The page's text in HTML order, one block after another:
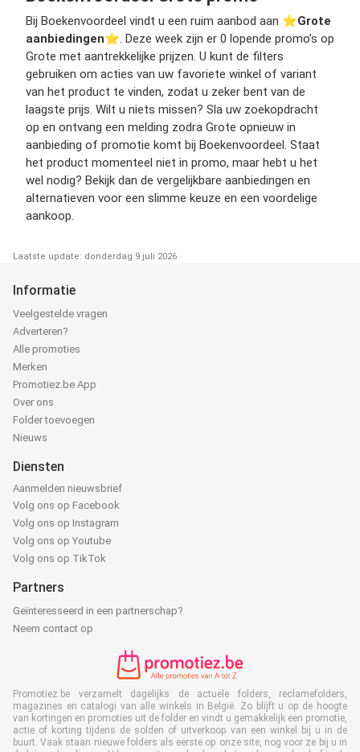
Bij Boekenvoordeel vindt u een ruim aanbod aan ⭐️Grote
aanbiedingen⭐️. Deze week zijn er 0 lopende promo’s op
Grote met aantrekkelijke prijzen. U kunt de filters
gebruiken om acties van uw favoriete winkel of variant
van het product te vinden, zodat u zeker bent van de
laagste prijs. Wilt u niets missen? Sla uw zoekopdracht
op en ontvang een melding zodra Grote opnieuw in
aanbieding of promotie komt bij Boekenvoordeel. Staat
het product momenteel niet in promo, maar hebt u het
wel nodig? Bekijk dan de vergelijkbare aanbiedingen en
alternatieven voor een slimme keuze en een voordelige
aankoop.
Laatste update: donderdag 9 juli 2026
Informatie
Veelgestelde vragen
Adverteren?
Alle promoties
Merken
Promotiez.be App
Over ons
Folder toevoegen
Nieuws
Diensten
Aanmelden nieuwsbrief
Volg ons op Facebook
Volg ons op Instagram
Volg ons op Youtube
Volg ons op TikTok
Partners
Geïnteresseerd in een partnerschap?
Neem contact op
Promotiez.be verzamelt dagelijks de actuele folders, reclamefolders,
magazines en catalogi van alle winkels in België. Zo blijft u op de hoogte
van kortingen en promoties uit de folder en vindt u gemakkelijk een promotie,
actie of korting tijdens de solden of uitverkoop van een winkel bij u in de
buurt. Vaak staan nieuwe folders als eerste op onze site, nog voor ze bij u in